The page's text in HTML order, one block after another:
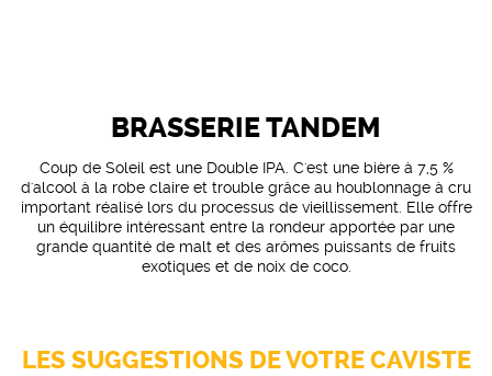
BRASSERIE TANDEM
Coup de Soleil est une Double IPA. C'est une bière à 7,5 %
d'alcool à la robe claire et trouble grâce au houblonnage à cru
important réalisé lors du processus de vieillissement. Elle offre
un équilibre intéressant entre la rondeur apportée par une
grande quantité de malt et des arômes puissants de fruits
exotiques et de noix de coco.
LES SUGGESTIONS DE VOTRE CAVISTE